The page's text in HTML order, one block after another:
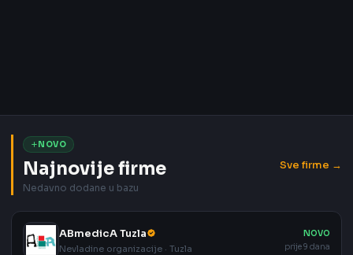
NOVO
Najnovije firme
Nedavno dodane u bazu
Sve firme →
ABmedicA Tuzla
Nevladine organizacije · Tuzla
NOVO
prije 9 dana